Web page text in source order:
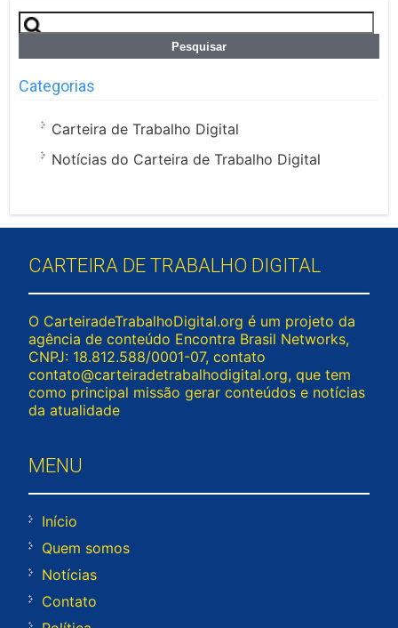
Pesquisar
por:
Categorias
Carteira de Trabalho Digital
Notícias do Carteira de Trabalho Digital
CARTEIRA DE TRABALHO DIGITAL
O CarteiradeTrabalhoDigital.org é um projeto da
agência de conteúdo Encontra Brasil Networks,
CNPJ: 18.812.588/0001-07, contato
contato@carteiradetrabalhodigital.org, que tem
como principal missão gerar conteúdos e notícias
da atualidade
MENU
Início
Quem somos
Notícias
Contato